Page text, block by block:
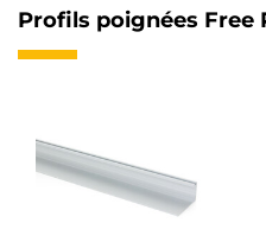
Profils poignées Free